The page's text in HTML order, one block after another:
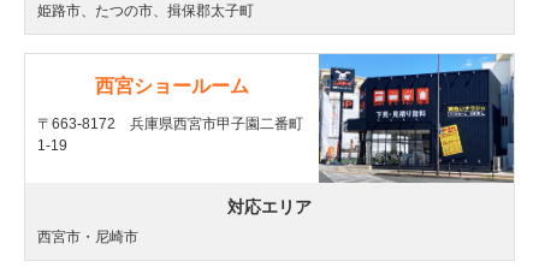
姫路市、たつの市、揖保郡太子町
西宮ショールーム
〒663-8172 兵庫県西宮市甲子園二番町
1-19
対応エリア
西宮市・尼崎市